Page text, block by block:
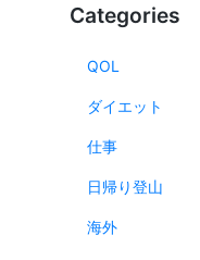
Categories
QOL
ダイエット
仕事
日帰り登山
海外